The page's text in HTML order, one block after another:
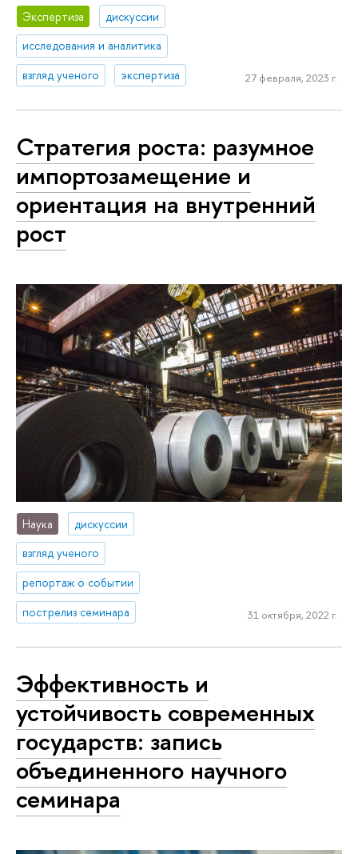
Экспертиза
дискуссии
исследования и аналитика
взгляд ученого
экспертиза 27 февраля, 2023 г.
Стратегия роста: разумное
импортозамещение и
ориентация на внутренний
рост
Наука
дискуссии
взгляд ученого
репортаж о событии
пострелиз семинара
31 октября, 2022 г.
Эффективность и
устойчивость современных
государств: запись
объединенного научного
семинара